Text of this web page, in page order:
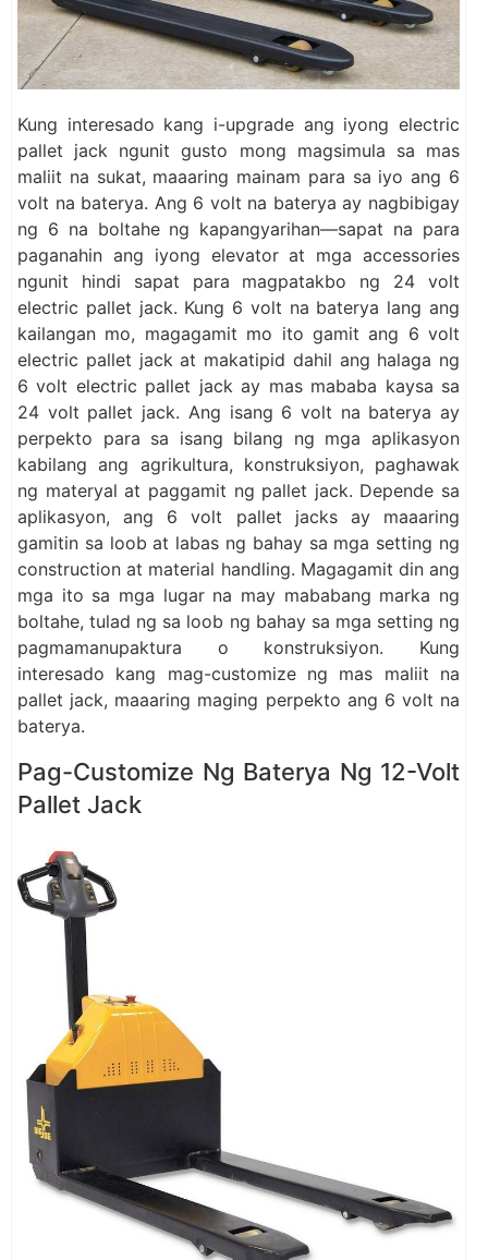
Kung interesado kang i-upgrade ang iyong electric
pallet jack ngunit gusto mong magsimula sa mas
maliit na sukat, maaaring mainam para sa iyo ang 6
volt na baterya. Ang 6 volt na baterya ay nagbibigay
ng 6 na boltahe ng kapangyarihan—sapat na para
paganahin ang iyong elevator at mga accessories
ngunit hindi sapat para magpatakbo ng 24 volt
electric pallet jack. Kung 6 volt na baterya lang ang
kailangan mo, magagamit mo ito gamit ang 6 volt
electric pallet jack at makatipid dahil ang halaga ng
6 volt electric pallet jack ay mas mababa kaysa sa
24 volt pallet jack. Ang isang 6 volt na baterya ay
perpekto para sa isang bilang ng mga aplikasyon
kabilang ang agrikultura, konstruksiyon, paghawak
ng materyal at paggamit ng pallet jack. Depende sa
aplikasyon, ang 6 volt pallet jacks ay maaaring
gamitin sa loob at labas ng bahay sa mga setting ng
construction at material handling. Magagamit din ang
mga ito sa mga lugar na may mababang marka ng
boltahe, tulad ng sa loob ng bahay sa mga setting ng
pagmamanupaktura o konstruksiyon. Kung
interesado kang mag-customize ng mas maliit na
pallet jack, maaaring maging perpekto ang 6 volt na
baterya.
Pag-Customize Ng Baterya Ng 12-Volt
Pallet Jack